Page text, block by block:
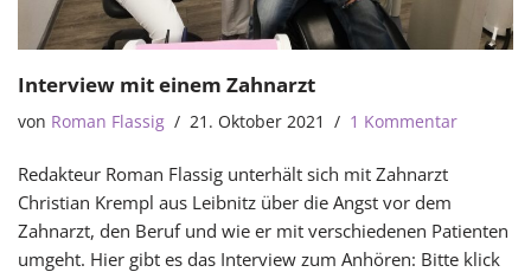
Interview mit einem Zahnarzt
von Roman Flassig 21. Oktober 2021 1 Kommentar
Redakteur Roman Flassig unterhält sich mit Zahnarzt
Christian Krempl aus Leibnitz über die Angst vor dem
Zahnarzt, den Beruf und wie er mit verschiedenen Patienten
umgeht. Hier gibt es das Interview zum Anhören: Bitte klick